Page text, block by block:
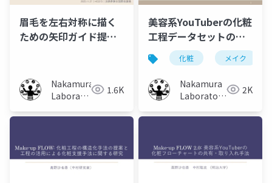
眉毛を左右対称に描く
ための矢印ガイド提示
Nakamura
Laboratory
University)
1.6K
美容系YouTuberの化粧
工程データセットの構
築とその特徴分析
化粧 メイク
Nakamura
Laboratory
University)
2K